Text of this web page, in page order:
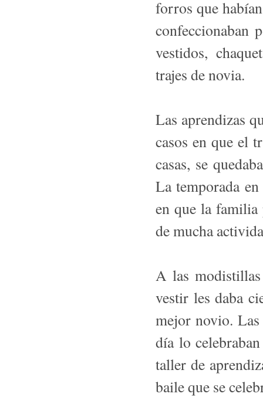
forros que
confeccionaban
vestidos,
trajes de novia.
Las aprendizas
casos en que el
casas, se
La temporada
en que la familia
de mucha
A las
vestir les daba
mejor novio. Las
día lo
taller de
baile que se